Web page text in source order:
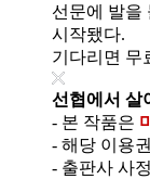
선문에 발을
시작됐다.
기다리면 무
선협에서 살
- 본 작품은
- 해당 이용
- 출판사 사